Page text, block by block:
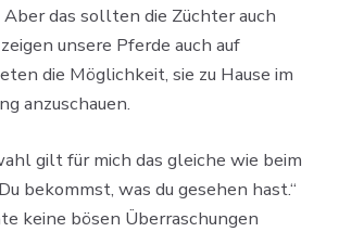
das sollten die Züchter auch
unsere Pferde auch auf
die Möglichkeit, sie zu Hause im
anzuschauen.
gilt für mich das gleiche wie beim
bekommst, was du gesehen hast.“
keine bösen Überraschungen